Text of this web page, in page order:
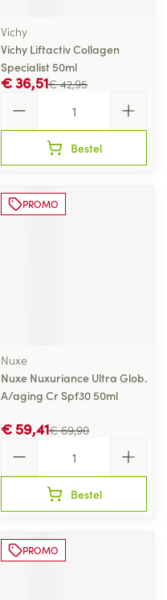
Vichy
Vichy Liftactiv Collagen
Specialist 50ml
€ 42,95
€ 36,51
Bestel
PROMO
Nuxe
Nuxe Nuxuriance Ultra Glob.
A/aging Cr Spf30 50ml
€ 69,90
€ 59,41
Bestel
PROMO